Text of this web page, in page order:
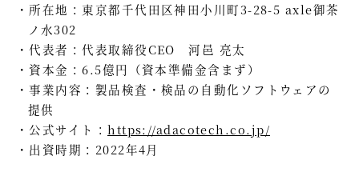
所在地：東京都千代田区神田小川町3-28-5 axle御茶
ノ水302
代表者：代表取締役CEO 河邑 亮太
資本金：6.5億円（資本準備金含まず）
事業内容：製品検査・検品の自動化ソフトウェアの
提供
公式サイト：https://adacotech.co.jp/
出資時期：2022年4月